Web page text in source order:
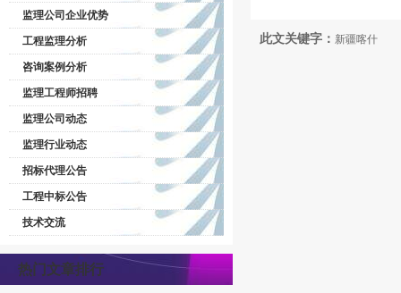
监理公司企业优势
工程监理分析
咨询案例分析
监理工程师招聘
监理公司动态
监理行业动态
招标代理公告
工程中标公告
技术交流
热门文章排行
此文关键字： 新疆喀什